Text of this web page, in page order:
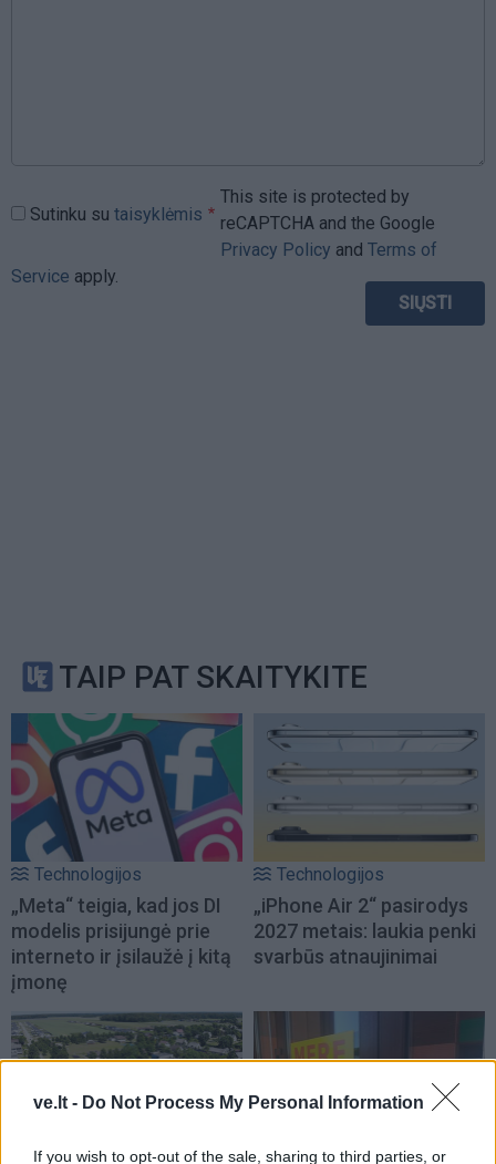
ve.lt - Do Not Process My Personal Information
If you wish to opt-out of the sale, sharing to third parties, or
Sutinku su taisyklėmis
This site is protected by
reCAPTCHA and the Google
Privacy Policy and Terms of
Service apply.
TAIP PAT SKAITYKITE
Technologijos
„Meta“ teigia, kad jos DI
modelis prisijungė prie
interneto ir įsilaužė į kitą
įmonę
Technologijos
„iPhone Air 2“ pasirodys
2027 metais: laukia penki
svarbūs atnaujinimai